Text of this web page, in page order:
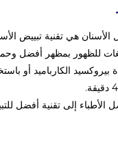
هي تقنية تبييض
للظهور بمظهر أفضل
إلى تقنية أفضل